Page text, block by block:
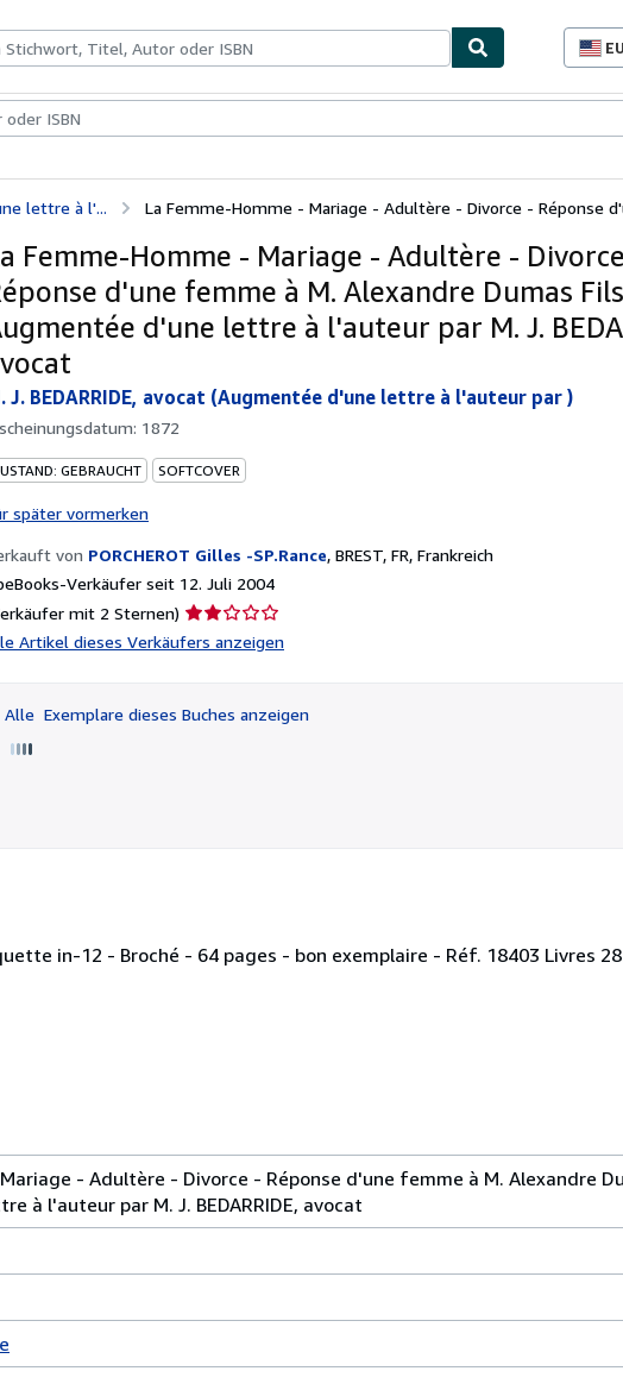
& Sammlerstücke
lettre à l'... La Femme-Homme - Mariage - Adultère - Divorce - Réponse
Femme-Homme - Mariage - Adultère -
d'une femme à M. Alexandre Dumas
d'une lettre à l'auteur par M. J.
J. BEDARRIDE, avocat (Augmentée d'une lettre à l'auteur par )
1872
GEBRAUCHT SOFTCOVER
später vormerken
von PORCHEROT Gilles -SP.Rance, BREST, FR, Frankreich
Verkäufer seit 12. Juli 2004
mit 2 Sternen) Verkäuferbewertung
2
Sternen
Artikel dieses Verkäufers anzeigen
Alle Exemplare dieses Buches anzeigen
in-12 - Broché - 64 pages - bon exemplaire - Réf. 18403 Livres
- Adultère - Divorce - Réponse d'une femme à M. Alexandre
à l'auteur par M. J. BEDARRIDE, avocat